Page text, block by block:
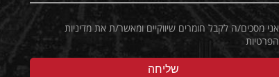
אני מסכים/ה לקבל חומרים שיווקיים ומאשר/ת אתמדיניות
הפרטיות